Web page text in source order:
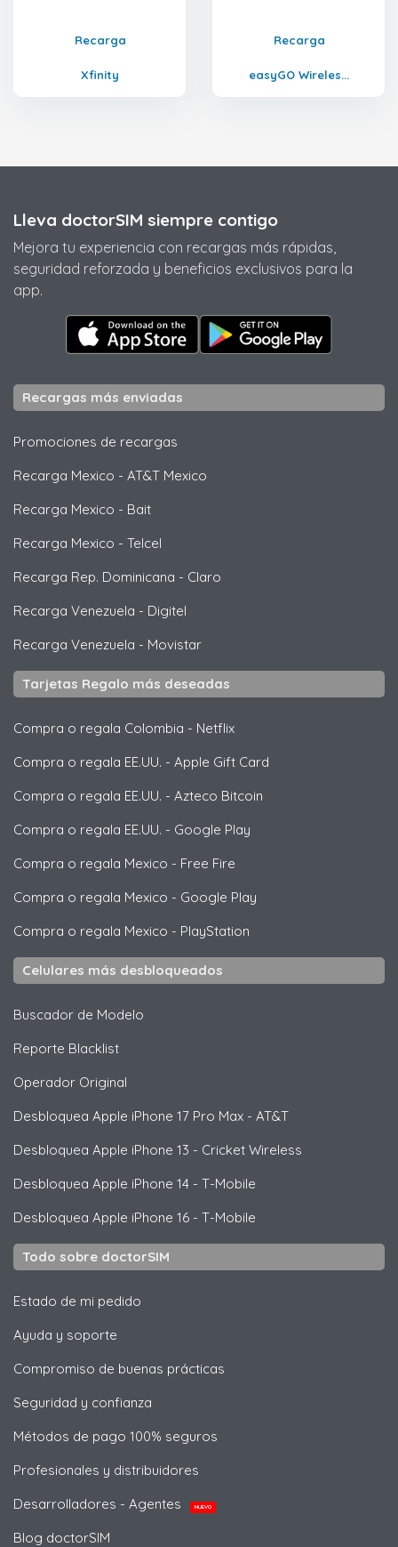
Recarga
Xfinity
Recarga
easyGO Wireles...
Lleva doctorSIM siempre contigo
Mejora tu experiencia con recargas más rápidas,
seguridad reforzada y beneficios exclusivos para la
app.
Recargas más enviadas
Promociones de recargas
Recarga Mexico - AT&T Mexico
Recarga Mexico - Bait
Recarga Mexico - Telcel
Recarga Rep. Dominicana - Claro
Recarga Venezuela - Digitel
Recarga Venezuela - Movistar
Tarjetas Regalo más deseadas
Compra o regala Colombia - Netflix
Compra o regala EE.UU. - Apple Gift Card
Compra o regala EE.UU. - Azteco Bitcoin
Compra o regala EE.UU. - Google Play
Compra o regala Mexico - Free Fire
Compra o regala Mexico - Google Play
Compra o regala Mexico - PlayStation
Celulares más desbloqueados
Buscador de Modelo
Reporte Blacklist
Operador Original
Desbloquea Apple iPhone 17 Pro Max - AT&T
Desbloquea Apple iPhone 13 - Cricket Wireless
Desbloquea Apple iPhone 14 - T-Mobile
Desbloquea Apple iPhone 16 - T-Mobile
Todo sobre doctorSIM
Estado de mi pedido
Ayuda y soporte
Compromiso de buenas prácticas
Seguridad y confianza
Métodos de pago 100% seguros
Profesionales y distribuidores
Desarrolladores - Agentes
NUEVO
Blog doctorSIM